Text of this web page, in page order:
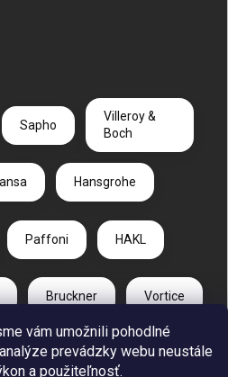
vám umožnili pohodlné
prevádzky webu neustále
a použiteľnosť.
Sapho
Villeroy &
Boch
Hansgrohe
Paffoni HAKL
Bruckner Vortice
Gelco Radaway